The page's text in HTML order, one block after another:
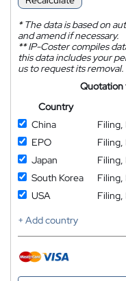
*The data is based on
and amend if necessary.
**IP-Coster compiles
this data includes your
us to request its removal.
Quotation
Country
China
Filing,
EPO
Filing,
Japan
Filing,
South Korea
Filing,
USA
Filing,
+ Add country